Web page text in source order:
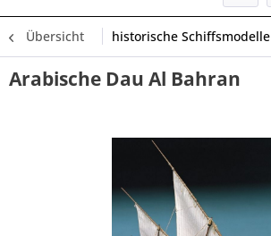
Übersicht historische Schiffsmodelle
Arabische Dau Al Bahran